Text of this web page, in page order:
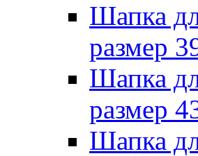
Шапка
размер
Шапка
размер
Шапка